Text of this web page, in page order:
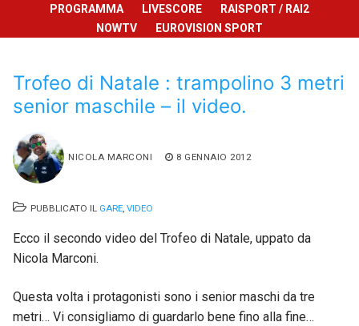
PROGRAMMA
LIVESCORE
RAISPORT / RAI2
NOWTV
EUROVISION SPORT
Trofeo di Natale : trampolino 3 metri
senior maschile – il video.
NICOLA MARCONI 8 GENNAIO 2012
PUBBLICATO IL GARE, VIDEO
Ecco il secondo video del Trofeo di Natale, uppato da
Nicola Marconi.
Questa volta i protagonisti sono i senior maschi da tre
metri… Vi consigliamo di guardarlo bene fino alla fine…